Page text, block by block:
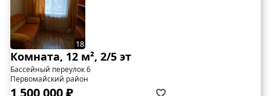
18
Комната, 12 м², 2/5 эт
Бассейный переулок 6
Первомайский район
1 500 000 ₽